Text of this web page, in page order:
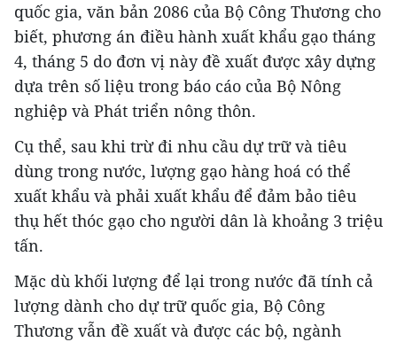
quốc gia, văn bản 2086 của Bộ Công Thương cho
biết, phương án điều hành xuất khẩu gạo tháng
4, tháng 5 do đơn vị này đề xuất được xây dựng
dựa trên số liệu trong báo cáo của Bộ Nông
nghiệp và Phát triển nông thôn.
Cụ thể, sau khi trừ đi nhu cầu dự trữ và tiêu
dùng trong nước, lượng gạo hàng hoá có thể
xuất khẩu và phải xuất khẩu để đảm bảo tiêu
thụ hết thóc gạo cho người dân là khoảng 3 triệu
tấn.
Mặc dù khối lượng để lại trong nước đã tính cả
lượng dành cho dự trữ quốc gia, Bộ Công
Thương vẫn đề xuất và được các bộ, ngành